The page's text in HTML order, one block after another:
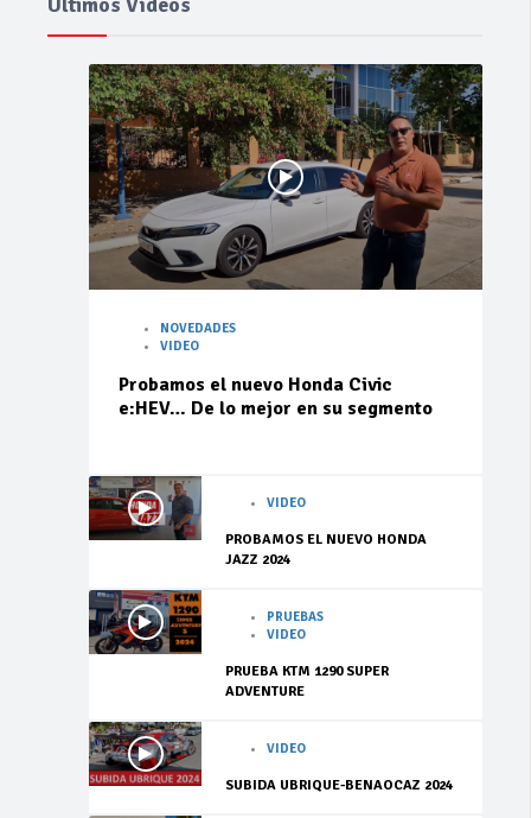
NOVEDADES
VIDEO
Probamos el nuevo Honda Civic
e:HEV… De lo mejor en su segmento
VIDEO
PROBAMOS EL NUEVO HONDA
JAZZ 2024
PRUEBAS
VIDEO
PRUEBA KTM 1290 SUPER
ADVENTURE
VIDEO
SUBIDA UBRIQUE-BENAOCAZ 2024